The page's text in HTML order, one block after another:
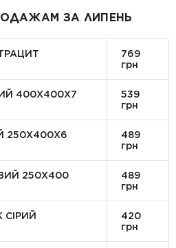
ЗА ЛИПЕНЬ
769
грн
400X400X7
539
грн
250Х400Х6
489
грн
250X400
489
грн
СІРИЙ
420
грн